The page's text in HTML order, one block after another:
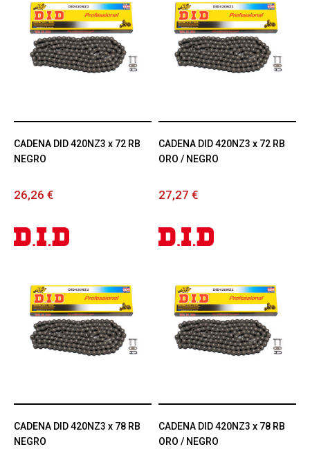
CADENA DID 420NZ3 x 72 RB
NEGRO
26,26 €
CADENA DID 420NZ3 x 72 RB
ORO / NEGRO
27,27 €
CADENA DID 420NZ3 x 78 RB
NEGRO
CADENA DID 420NZ3 x 78 RB
ORO / NEGRO